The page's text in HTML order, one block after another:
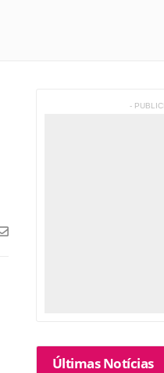
-
Últimas Notícias